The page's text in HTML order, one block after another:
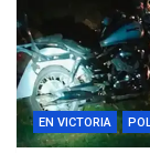
EN VICTORIA